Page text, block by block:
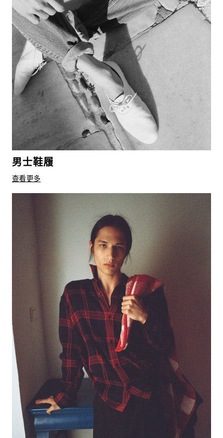
男士鞋履
查看更多